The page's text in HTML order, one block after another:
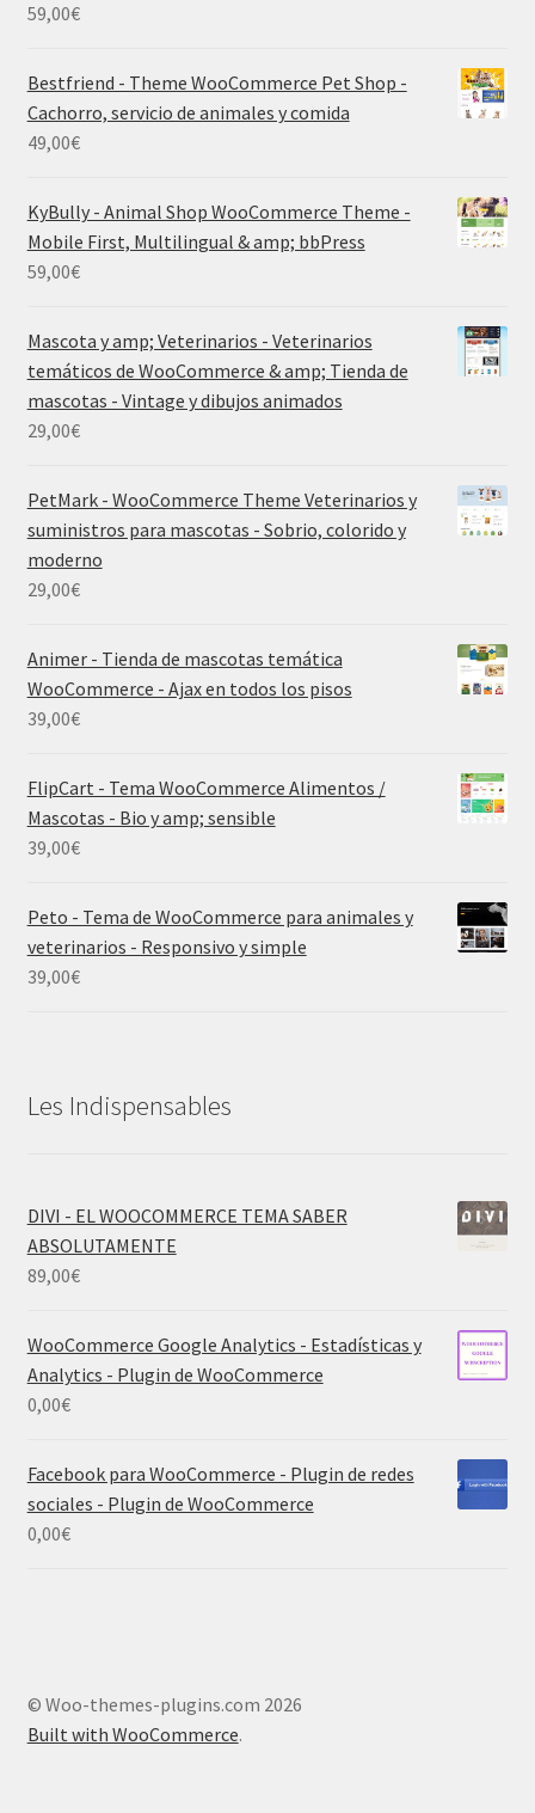
59,00€
Bestfriend - Theme WooCommerce Pet Shop -
Cachorro, servicio de animales y comida
49,00€
KyBully - Animal Shop WooCommerce Theme -
Mobile First, Multilingual & amp; bbPress
59,00€
Mascota y amp; Veterinarios - Veterinarios
temáticos de WooCommerce & amp; Tienda de
mascotas - Vintage y dibujos animados
29,00€
PetMark - WooCommerce Theme Veterinarios y
suministros para mascotas - Sobrio, colorido y
moderno
29,00€
Animer - Tienda de mascotas temática
WooCommerce - Ajax en todos los pisos
39,00€
FlipCart - Tema WooCommerce Alimentos /
Mascotas - Bio y amp; sensible
39,00€
Peto - Tema de WooCommerce para animales y
veterinarios - Responsivo y simple
39,00€
Les Indispensables
DIVI - EL WOOCOMMERCE TEMA SABER
ABSOLUTAMENTE
89,00€
WooCommerce Google Analytics - Estadísticas y
Analytics - Plugin de WooCommerce
0,00€
Facebook para WooCommerce - Plugin de redes
sociales - Plugin de WooCommerce
0,00€
© Woo-themes-plugins.com 2026
Built with WooCommerce.